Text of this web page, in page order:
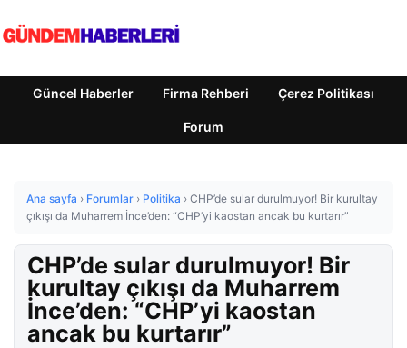
Güncel Haberler Firma Rehberi Çerez Politikası
Forum
Ana sayfa › Forumlar › Politika › CHP’de sular durulmuyor! Bir kurultay
çıkışı da Muharrem İnce’den: “CHP’yi kaostan ancak bu kurtarır”
CHP’de sular durulmuyor! Bir
kurultay çıkışı da Muharrem
İnce’den: “CHP’yi kaostan
ancak bu kurtarır”